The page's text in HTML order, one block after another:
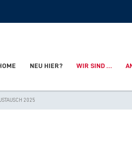
NEU HIER? WIR SIND …
2025